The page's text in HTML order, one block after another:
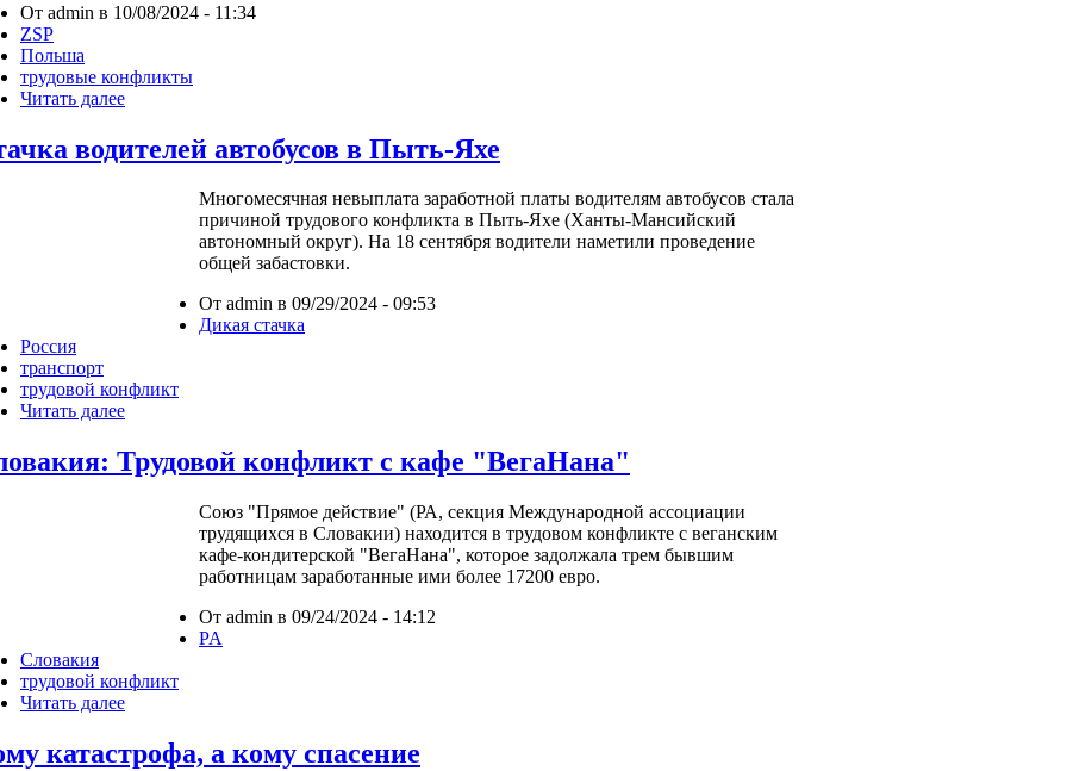
От admin в 10/08/2024 - 11:34
ZSP
Польша
трудовые конфликты
Читать далее
водителей автобусов в Пыть-Яхе
Многомесячная невыплата заработной платы водителям автобусов стала
причиной трудового конфликта в Пыть-Яхе (Ханты-Мансийский
автономный округ). На 18 сентября водители наметили проведение
общей забастовки.
От admin в 09/29/2024 - 09:53
Дикая стачка
Россия
транспорт
трудовой конфликт
Читать далее
Трудовой конфликт с кафе "ВегаНана"
Союз "Прямое действие" (РА, секция Международной ассоциации
трудящихся в Словакии) находится в трудовом конфликте с веганским
кафе-кондитерской "ВегаНана", которое задолжала трем бывшим
работницам заработанные ими более 17200 евро.
От admin в 09/24/2024 - 14:12
PA
Словакия
трудовой конфликт
Читать далее
катастрофа, а кому спасение